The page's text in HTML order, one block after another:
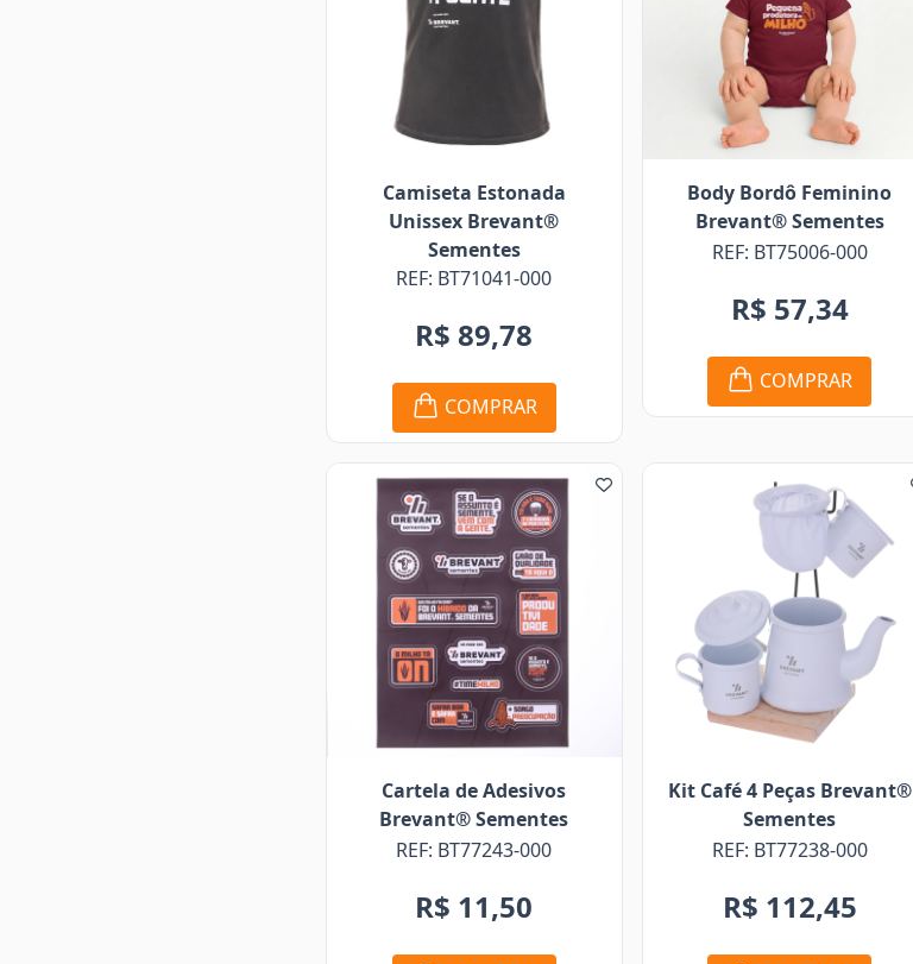
Camiseta Estonada
Unissex Brevant®
Sementes
REF: BT71041-000
R$ 89,78
COMPRAR
Body Bordô Feminino
Brevant® Sementes
REF: BT75006-000
R$ 57,34
COMPRAR
Cartela de Adesivos
Brevant® Sementes
REF: BT77243-000
R$ 11,50
Kit Café 4 Peças Brevant®
Sementes
REF: BT77238-000
R$ 112,45